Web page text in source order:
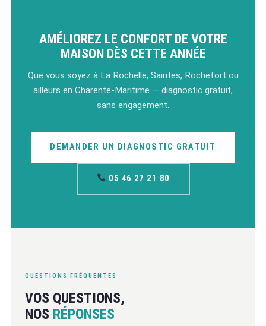
AMÉLIOREZ LE CONFORT DE VOTRE
MAISON DÈS CETTE ANNÉE
Que vous soyez à La Rochelle, Saintes, Rochefort ou
ailleurs en Charente-Maritime — diagnostic gratuit,
sans engagement.
DEMANDER UN DIAGNOSTIC GRATUIT
05 46 27 21 80
QUESTIONS FRÉQUENTES
VOS QUESTIONS,
NOS RÉPONSES